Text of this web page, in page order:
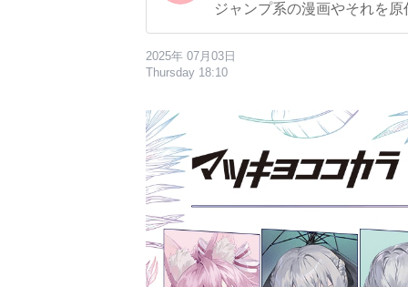
ジャンプ系の漫画やそれを
2025年 07月03日
Thursday 18:10